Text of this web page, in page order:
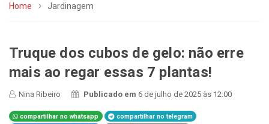
Home Jardinagem
Truque dos cubos de gelo: não erre
mais ao regar essas 7 plantas!
Nina Ribeiro Publicado em6 de julho de 2025 às 12:00
compartilhar no whatsapp
compartilhar no telegram